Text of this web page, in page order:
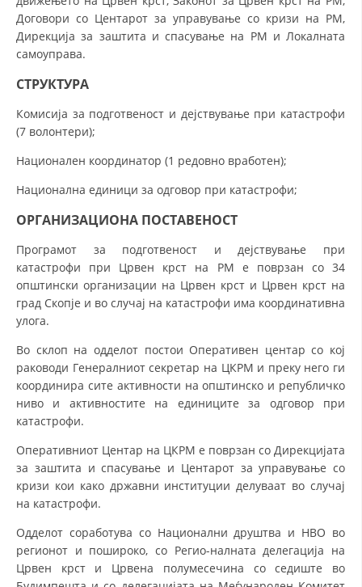
ПРОМОЦИЈА НА ХУМАНИ ВРЕДНОСТИ
УПОТРЕБА И ЗАШТИТА НА АМБЛЕМОТ
ПОДГОТВЕНОСТ И ДЕЈСТВО ПРИ КАТАСТРОФИ
ТИМ ЗА ОДГОВОР ПРИ КАТАСТРОФИ ПРИ ООЦК КУМАНОВО
ОДНОСИ СО ЈАВНОСТ
ИСТРАЖУВАЊЕ НА ЈАВНО МИСЛЕЊЕ
МЕЃУНАРОДНА СОРАБОТКА
ДОГОВОРИ
ЗНАЧЕЊЕ НА СЛУЖБАТА ЗА БАРАЊЕ
ЗДРАВСТВЕНО ПРЕВЕНТИВНА ДЕЈНОСТ
ПРВА ПОМОШ
ИНФОРМАЦИИ ЗА БОЛЕСТИ
Договори со Центарот за управување со кризи на РМ,
Дирекција за заштита и спасување на РМ и Локалната
самоуправа.
СТРУКТУРА
Комисија за подготвеност и дејствување при катастрофи
(7 волонтери);
Национален координатор (1 редовно вработен);
Национална единици за одговор при катастрофи;
ОРГАНИЗАЦИОНА ПОСТАВЕНОСТ
Програмот за подготвеност и дејствување при
катастрофи при Црвен крст на РМ е поврзан со 34
општински организации на Црвен крст и Црвен крст на
град Скопје и во случај на катастрофи има координативна
улога.
Во склоп на одделот постои Оперативен центар со кој
раководи Генералниот секретар на ЦКРМ и преку него ги
координира сите активности на општинско и републичко
ниво и активностите на единиците за одговор при
катастрофи.
Оперативниот Центар на ЦКРМ е поврзан со Дирекцијата
за заштита и спасување и Центарот за управување со
кризи кои како државни институции делуваат во случај
на катастрофи.
Одделот соработува со Национални друштва и НВО во
регионот и пошироко, со Регио-налната делегација на
Црвен крст и Црвена полумесечина со седиште во